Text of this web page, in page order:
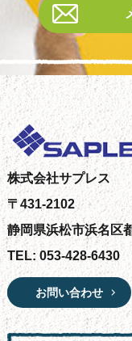
株式会社サプレス
〒431-2102
静岡県浜松市浜名区
TEL: 053-428-6430
お問い合わせ